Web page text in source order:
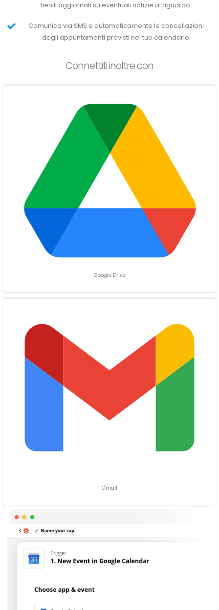
tienili aggiornati su eventuali notizie al riguardo.
Comunica via SMS e automaticamente le cancellazioni
degli appuntamenti previsti nel tuo calendario.
Connettiti inoltre con
Google Drive
Gmail